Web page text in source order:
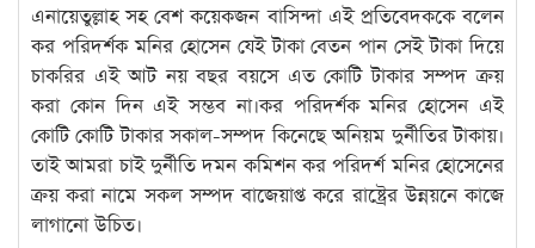
এনায়েতুল্লাহ সহ বেশ কয়েকজন বাসিন্দা এই প্রতিবেদককে বলেন
কর পরিদর্শক মনির হোসেন যেই টাকা বেতন পান সেই টাকা দিয়ে
চাকরির এই আট নয় বছর বয়সে এত কোটি টাকার সম্পদ ক্রয়
করা কোন দিন এই সম্ভব না।কর পরিদর্শক মনির হোসেন এই
কোটি কোটি টাকার সকাল-সম্পদ কিনেছে অনিয়ম দুর্নীতির টাকায়।
তাই আমরা চাই দুর্নীতি দমন কমিশন কর পরিদর্শ মনির হোসেনের
ক্রয় করা নামে সকল সম্পদ বাজেয়াপ্ত করে রাষ্ট্রের উন্নয়নে কাজে
লাগানো উচিত।